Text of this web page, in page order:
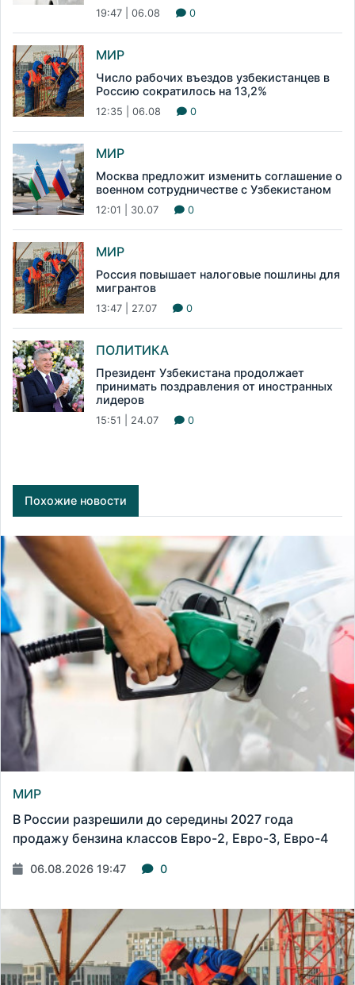
19:47 | 06.08 0
МИР
Число рабочих въездов узбекистанцев в
Россию сократилось на 13,2%
12:35 | 06.08 0
МИР
Москва предложит изменить соглашение о
военном сотрудничестве с Узбекистаном
12:01 | 30.07 0
МИР
Россия повышает налоговые пошлины для
мигрантов
13:47 | 27.07 0
ПОЛИТИКА
Президент Узбекистана продолжает
принимать поздравления от иностранных
лидеров
15:51 | 24.07 0
Похожие новости
МИР
В России разрешили до середины 2027 года
продажу бензина классов Евро-2, Евро-3, Евро-4
06.08.2026 19:47 0